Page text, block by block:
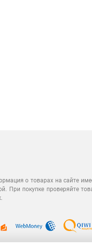
о товарах на сайте
При покупке проверяйте